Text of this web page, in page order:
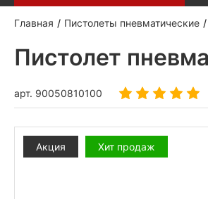
Главная Пистолеты пневматические
Пистолет
арт. 90050810100
Акция Хит продаж